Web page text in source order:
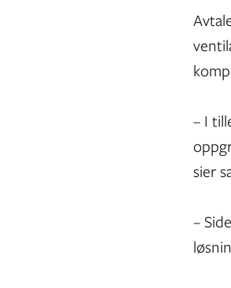
– I
sier
–